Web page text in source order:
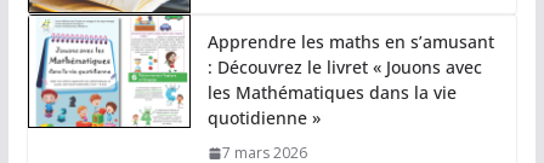
Apprendre les maths en s’amusant
: Découvrez le livret « Jouons avec
les Mathématiques dans la vie
quotidienne »
7 mars 2026